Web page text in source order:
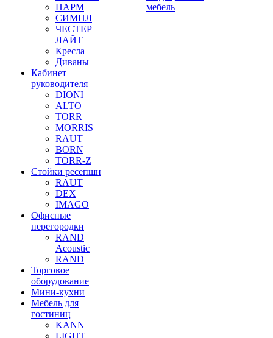
ПАРМ
СИМПЛ
ЧЕСТЕР
ЛАЙТ
Кресла
Диваны
Кабинет
руководителя
DIONI
ALTO
TORR
MORRIS
RAUT
BORN
TORR-Z
Стойки ресепшн
RAUT
DEX
IMAGO
Офисные
перегородки
RAND
Acoustic
RAND
Торговое
оборудование
Мини-кухни
Мебель для
гостиниц
KANN
LIGHT
мебель